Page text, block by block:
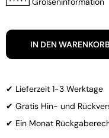
IN DEN
✔ Lieferzeit 1-3 Werktage
✔ Gratis Hin- und
✔ Ein Monat